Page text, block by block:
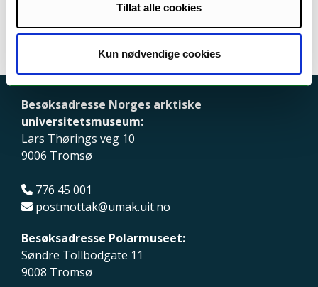
Tillat alle cookies
Kun nødvendige cookies
Besøksadresse Norges arktiske
universitetsmuseum:
Lars Thørings veg 10
9006 Tromsø
776 45 001
postmottak@umak.uit.no
Besøksadresse Polarmuseet:
Søndre Tollbodgate 11
9008 Tromsø